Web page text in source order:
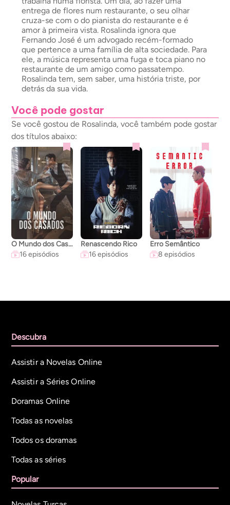
entrega de flores num restaurante, o seu olhar
cruza-se com o do pianista do restaurante e é
amor à primeira vista. Rosalinda ignora que
Fernando José é um advogado recém-formado
que pertence a uma família de alta sociedade. Para
ele, a música representa uma fuga e toca piano no
restaurante de um amigo como passatempo.
Rosalinda tem, sem saber, uma história triste, por
detrás da sua vida.
Você pode gostar
Se você gostou de Rosalinda, você também pode gostar
dos títulos abaixo:
O Mundo dos Casados
16 episódios
Renascendo Rico
16 episódios
Erro Semântico
8 episódios
Descubra
Assistir a Novelas Online
Assistir a Séries Online
Doramas Online
Todas as novelas
Todos os doramas
Todas as séries
Popular